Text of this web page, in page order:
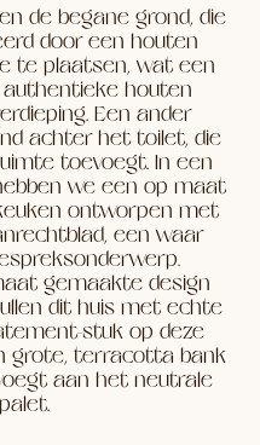
de begane grond, die
door een houten
te plaatsen, wat een
houten
Een ander
achter het toilet, die
toevoegt. In een
we een op maat
ontworpen met
een waar
gemaakte design
dit huis met echte
stuk op deze
grote, terracotta bank
aan het neutrale